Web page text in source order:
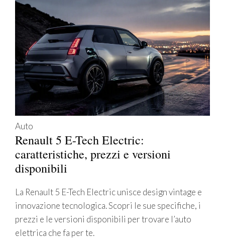
Auto
Renault 5 E-Tech Electric:
caratteristiche, prezzi e versioni
disponibili
La Renault 5 E-Tech Electric unisce design vintage e
innovazione tecnologica. Scopri le sue specifiche, i
prezzi e le versioni disponibili per trovare l’auto
elettrica che fa per te.